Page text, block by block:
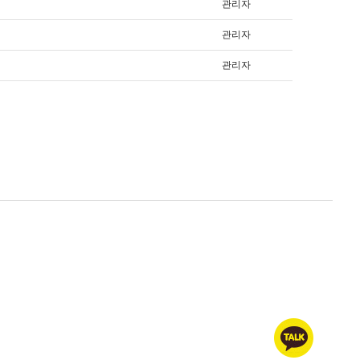
관리자
관리자
관리자